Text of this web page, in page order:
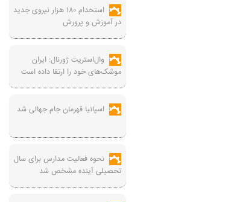
استخدام ۱۸۰ هزار نیروی جدید
در آموزش‌ و پرورش
وال‌استریت ژورنال: ایران
موشک‌های خود را ارتقا داده است
اسپانیا قهرمان جام جهانی شد
نحوه فعالیت مدارس برای سال
تحصیلی آینده مشخص شد